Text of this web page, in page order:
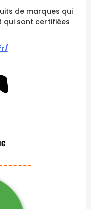
de marques qui
sont certifiées